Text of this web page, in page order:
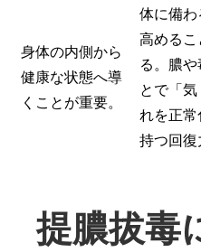
身体の内側から
健康な状態へ導
くことが重要。
体に備わ
高めるこ
る。膿や
とで「
れを正
持つ回復
提膿拔毒